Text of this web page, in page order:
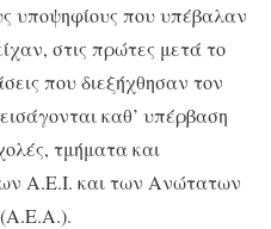
υποψηφίους που υπέβαλαν
στις πρώτες μετά το
που διεξήχθησαν τον
εισάγονται καθ’ υπέρβαση
τμήματα και
Α.Ε.Ι. και των Ανώτατων
(Α.Ε.Α.).